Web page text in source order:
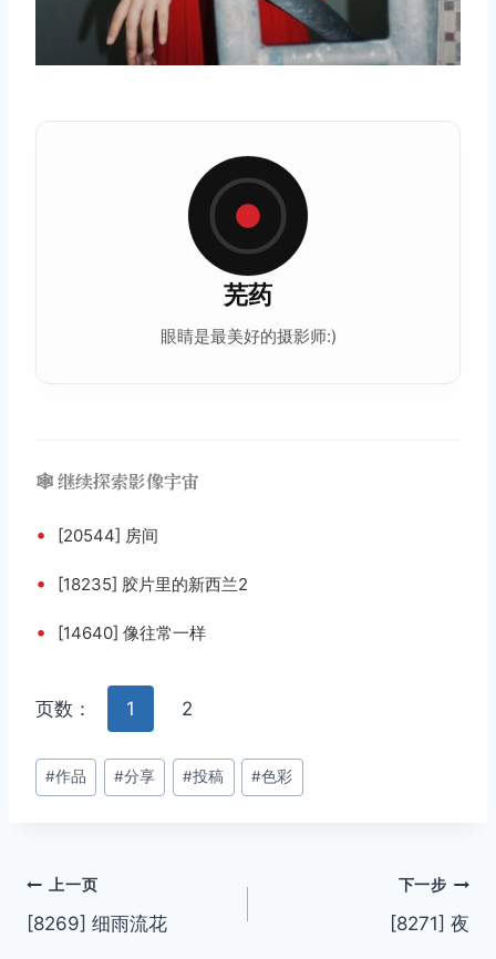
芜药
眼睛是最美好的摄影师:)
🕸️ 继续探索影像宇宙
• [20544] 房间
• [18235] 胶片里的新西兰2
• [14640] 像往常一样
页数： 1 2
文
章
#作品 #分享 #投稿 #色彩
文
章
上一页
[8269] 细雨流花
下一步
[8271] 夜